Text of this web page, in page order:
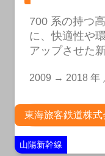
700 系の持つ
に、快適性や
アップさせた
2009 → 2018 年
東海旅客鉄道株式
山陽新幹線